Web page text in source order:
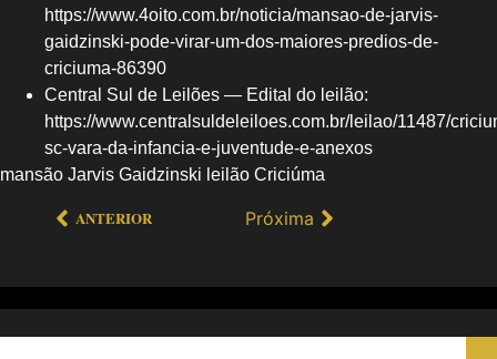
https://www.4oito.com.br/noticia/mansao-de-jarvis-
gaidzinski-pode-virar-um-dos-maiores-predios-de-
criciuma-86390
Central Sul de Leilões — Edital do leilão:
https://www.centralsuldeleiloes.com.br/leilao/11487/
sc-vara-da-infancia-e-juventude-e-anexos
mansão Jarvis Gaidzinski leilão Criciúma
ANTERIOR Próxima